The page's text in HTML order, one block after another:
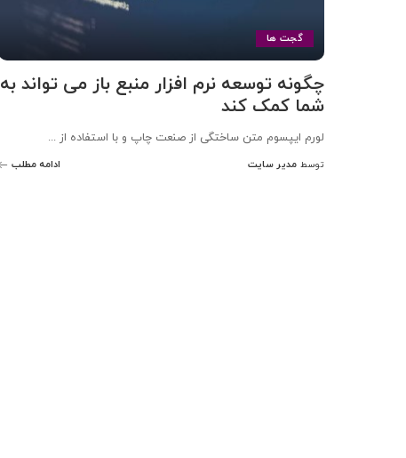
گجت ها
چگونه توسعه نرم افزار منبع باز می تواند به
شما کمک کند
لورم ایپسوم متن ساختگی از صنعت چاپ و با استفاده از ...
توسط مدیر سایت ادامه مطلب